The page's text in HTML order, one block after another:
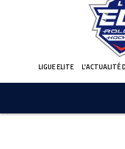
LIGUE ELITE L'ACTUALITÉ